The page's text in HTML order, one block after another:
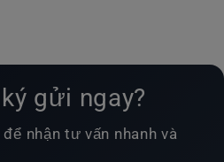
gửi ngay?
nhận tư vấn nhanh và